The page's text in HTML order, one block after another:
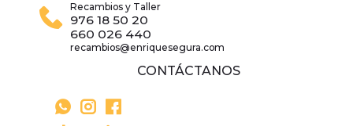
Recambios y Taller
976 18 50 20
660 026 440
recambios@enriquesegura.com
CONTÁCTANOS